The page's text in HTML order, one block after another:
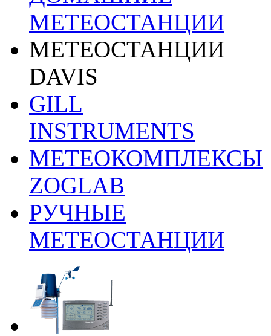
МЕТЕОСТАНЦИИ
МЕТЕОСТАНЦИИ
DAVIS
GILL
INSTRUMENTS
МЕТЕОКОМПЛЕКСЫ
ZOGLAB
РУЧНЫЕ
МЕТЕОСТАНЦИИ